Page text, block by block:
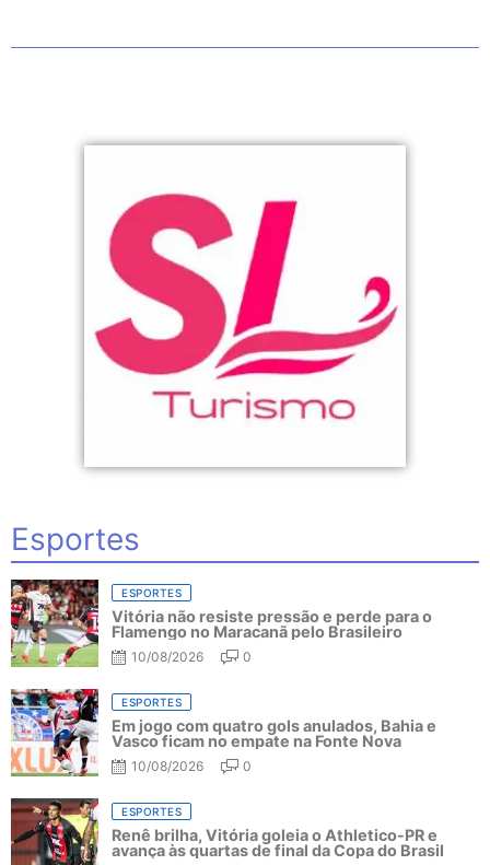
Esportes
ESPORTES
Vitória não resiste pressão e perde para o
Flamengo no Maracanã pelo Brasileiro
10/08/2026 0
ESPORTES
Em jogo com quatro gols anulados, Bahia e
Vasco ficam no empate na Fonte Nova
10/08/2026 0
ESPORTES
Renê brilha, Vitória goleia o Athletico-PR e
avança às quartas de final da Copa do Brasil